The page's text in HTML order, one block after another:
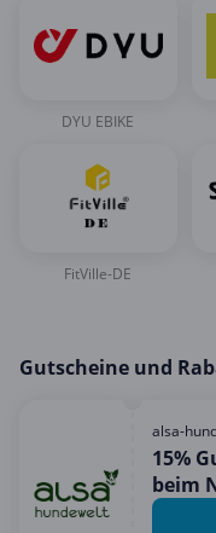
DYU EBIKE
FitVille-DE
Gutscheine und
alsa-
15%
beim